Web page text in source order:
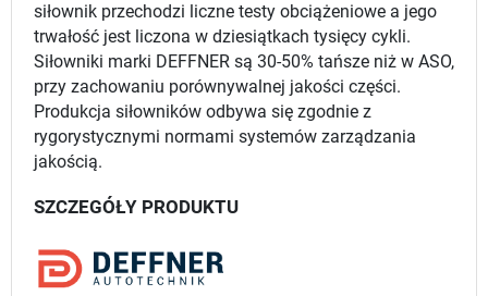
siłownik przechodzi liczne testy obciążeniowe a jego
trwałość jest liczona w dziesiątkach tysięcy cykli.
Siłowniki marki DEFFNER są 30-50% tańsze niż w ASO,
przy zachowaniu porównywalnej jakości części.
Produkcja siłowników odbywa się zgodnie z
rygorystycznymi normami systemów zarządzania
jakością.
SZCZEGÓŁY PRODUKTU